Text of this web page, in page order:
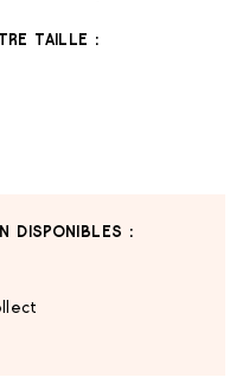
TAILLE :
DISPONIBLES :